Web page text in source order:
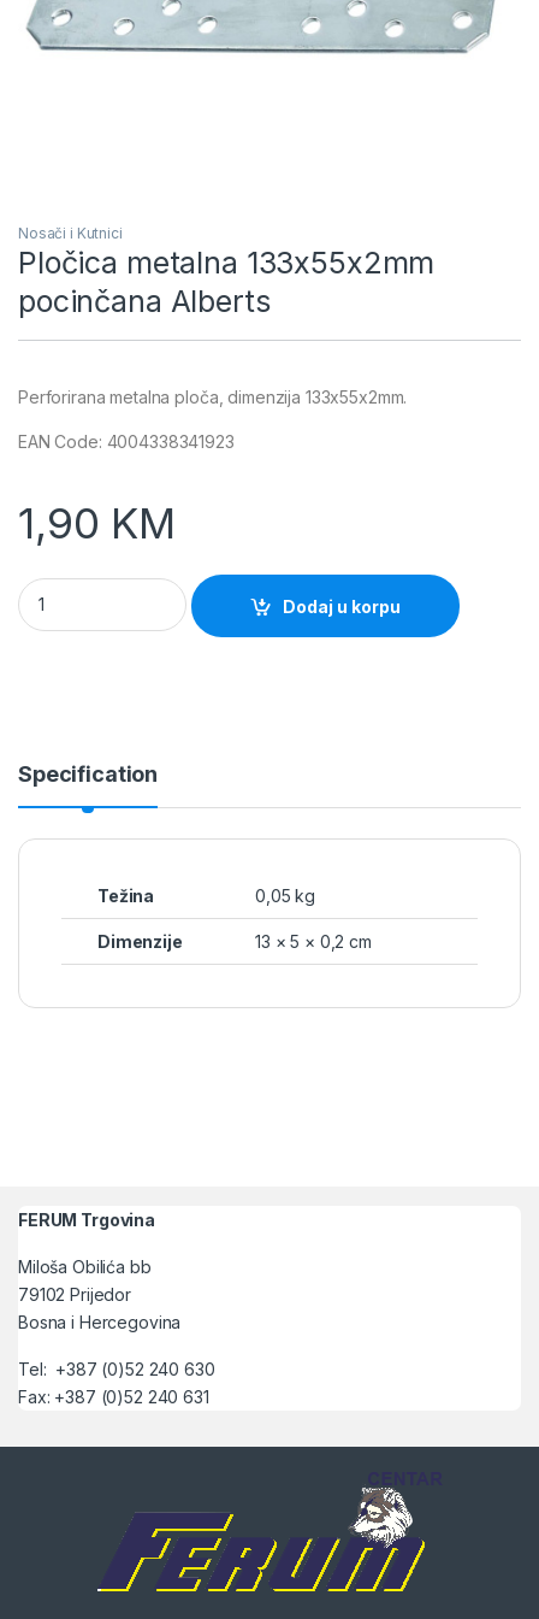
Nosači i Kutnici
Pločica metalna 133x55x2mm
pocinčana Alberts
Perforirana metalna ploča, dimenzija 133x55x2mm.
EAN Code: 4004338341923
1,90 KM
Pločica metalna 133x55x2mm pocinčana Alberts quantity
Dodaj u korpu
Specification
Težina 0,05 kg
Dimenzije 13 × 5 × 0,2 cm
FERUM Trgovina
Miloša Obilića bb
79102 Prijedor
Bosna i Hercegovina
Tel: +387 (0)52 240 630
Fax: +387 (0)52 240 631